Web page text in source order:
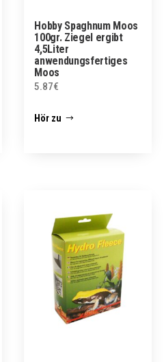
Hobby Spaghnum Moos
100gr. Ziegel ergibt
4,5Liter
anwendungsfertiges
Moos
5.87€
Hör zu